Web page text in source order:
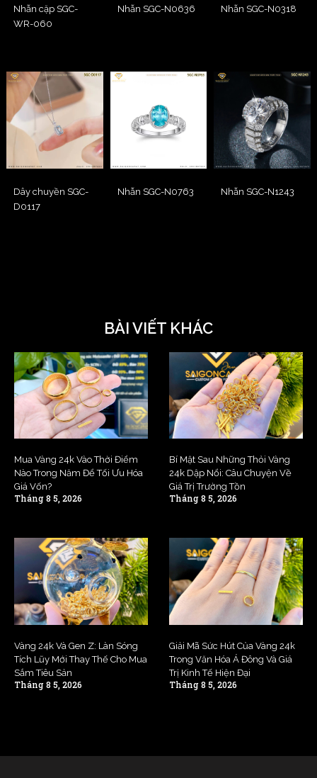
Nhẫn cặp SGC-
WR-060
Nhẫn SGC-N0636 Nhẫn SGC-N0318
Dây chuyền SGC-
D0117
Nhẫn SGC-N0763 Nhẫn SGC-N1243
BÀI VIẾT KHÁC
Mua Vàng 24k Vào Thời Điểm
Nào Trong Năm Để Tối Ưu Hóa
Giá Vốn?
Tháng 8 5, 2026
Bí Mật Sau Những Thỏi Vàng
24k Dập Nổi: Câu Chuyện Về
Giá Trị Trường Tồn
Tháng 8 5, 2026
Vàng 24k Và Gen Z: Làn Sóng
Tích Lũy Mới Thay Thế Cho Mua
Sắm Tiêu Sản
Tháng 8 5, 2026
Giải Mã Sức Hút Của Vàng 24k
Trong Văn Hóa Á Đông Và Giá
Trị Kinh Tế Hiện Đại
Tháng 8 5, 2026